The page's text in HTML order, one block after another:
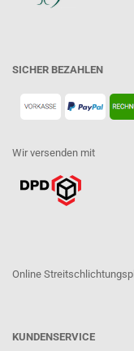
SICHER BEZAHLEN
Wir versenden mit
Online
KUNDENSERVICE